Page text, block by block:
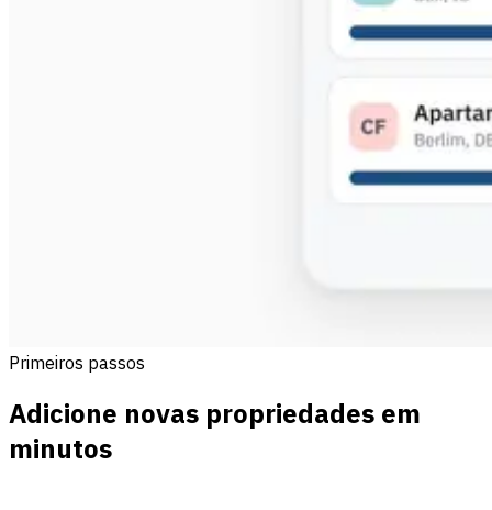
Primeiros passos
Adicione novas propriedades em
minutos